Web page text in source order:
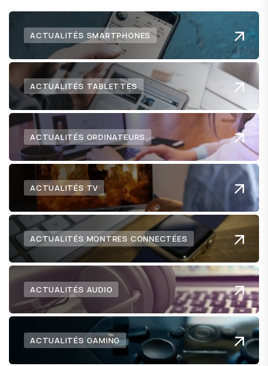
ACTUALITÉS SMARTPHONES
ACTUALITÉS TABLETTES
ACTUALITÉS ORDINATEURS
ACTUALITÉS TV
ACTUALITÉS MONTRES CONNECTÉES
ACTUALITÉS AUDIO
ACTUALITÉS GAMING